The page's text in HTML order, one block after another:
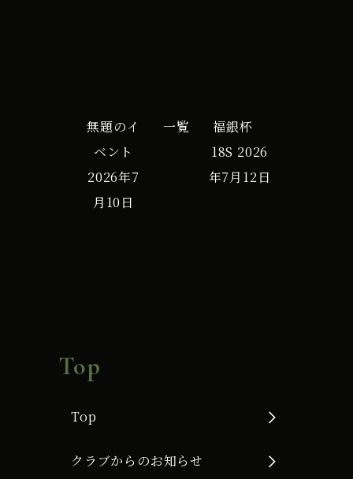
無題のイ
ベント
2026年7
月10日
一覧
福銀杯
18S 2026
年7月12日
Top
Top
クラブからのお知らせ